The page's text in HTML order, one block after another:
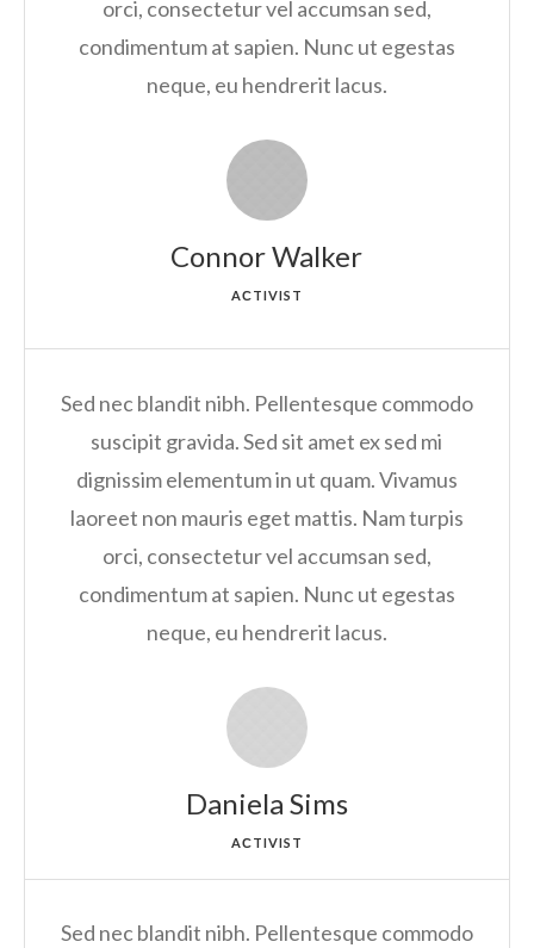
orci, consectetur vel accumsan sed,
condimentum at sapien. Nunc ut egestas
neque, eu hendrerit lacus.
Connor Walker
AСTIVIST
Sed nec blandit nibh. Pellentesque commodo
suscipit gravida. Sed sit amet ex sed mi
dignissim elementum in ut quam. Vivamus
laoreet non mauris eget mattis. Nam turpis
orci, consectetur vel accumsan sed,
condimentum at sapien. Nunc ut egestas
neque, eu hendrerit lacus.
Daniela Sims
AСTIVIST
Sed nec blandit nibh. Pellentesque commodo